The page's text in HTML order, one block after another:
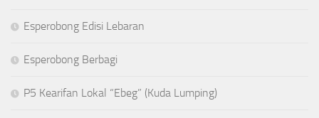
Esperobong Edisi Lebaran
Esperobong Berbagi
P5 Kearifan Lokal “Ebeg” (Kuda Lumping)